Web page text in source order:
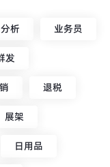
析 业务员
发
退税
展架
日用品